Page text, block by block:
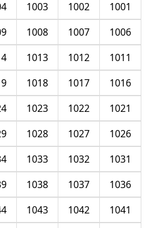
1001
1002
1003
1006
1007
1008
1011
1012
1013
1016
1017
1018
1021
1022
1023
1026
1027
1028
1031
1032
1033
1036
1037
1038
1041
1042
1043